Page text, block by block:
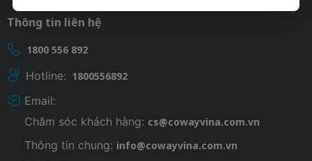
Thông tin liên hệ
1800 556 892
Hotline: 1800556892
Email:
Chăm sóc khách hàng: cs@cowayvina.com.vn
Thông tin chung: info@cowayvina.com.vn